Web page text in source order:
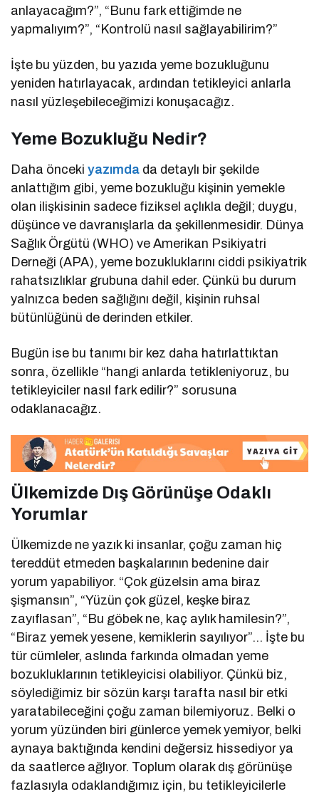
anlayacağım?”, “Bunu fark ettiğimde ne
yapmalıyım?”, “Kontrolü nasıl sağlayabilirim?”
İşte bu yüzden, bu yazıda yeme bozukluğunu
yeniden hatırlayacak, ardından tetikleyici anlarla
nasıl yüzleşebileceğimizi konuşacağız.
Yeme Bozukluğu Nedir?
Daha öncekiyazımda da detaylı bir şekilde
anlattığım gibi, yeme bozukluğu kişinin yemekle
olan ilişkisinin sadece fiziksel açlıkla değil; duygu,
düşünce ve davranışlarla da şekillenmesidir. Dünya
Sağlık Örgütü (WHO) ve Amerikan Psikiyatri
Derneği (APA), yeme bozukluklarını ciddi psikiyatrik
rahatsızlıklar grubuna dahil eder. Çünkü bu durum
yalnızca beden sağlığını değil, kişinin ruhsal
bütünlüğünü de derinden etkiler.
Bugün ise bu tanımı bir kez daha hatırlattıktan
sonra, özellikle “hangi anlarda tetikleniyoruz, bu
tetikleyiciler nasıl fark edilir?” sorusuna
odaklanacağız.
Ülkemizde Dış Görünüşe Odaklı
Yorumlar
Ülkemizde ne yazık ki insanlar, çoğu zaman hiç
tereddüt etmeden başkalarının bedenine dair
yorum yapabiliyor. “Çok güzelsin ama biraz
şişmansın”, “Yüzün çok güzel, keşke biraz
zayıflasan”, “Bu göbek ne, kaç aylık hamilesin?”,
“Biraz yemek yesene, kemiklerin sayılıyor”… İşte bu
tür cümleler, aslında farkında olmadan yeme
bozukluklarının tetikleyicisi olabiliyor. Çünkü biz,
söylediğimiz bir sözün karşı tarafta nasıl bir etki
yaratabileceğini çoğu zaman bilemiyoruz. Belki o
yorum yüzünden biri günlerce yemek yemiyor, belki
aynaya baktığında kendini değersiz hissediyor ya
da saatlerce ağlıyor. Toplum olarak dış görünüşe
fazlasıyla odaklandığımız için, bu tetikleyicilerle